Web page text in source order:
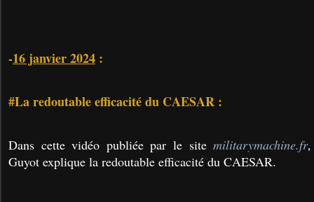
-16 janvier 2024 :
#La redoutable efficacité du CAESAR :
Dans cette vidéo publiée par le site militarymachine.fr,
Guyot explique la redoutable efficacité du CAESAR.